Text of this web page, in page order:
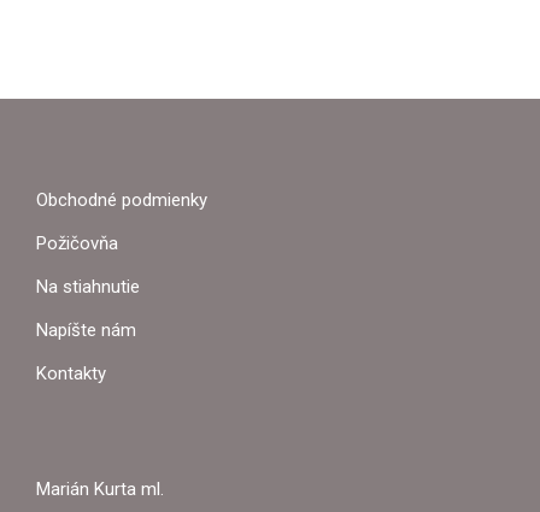
Z
Obchodné podmienky
Požičovňa
Na stiahnutie
Napíšte nám
Kontakty
Marián Kurta ml.